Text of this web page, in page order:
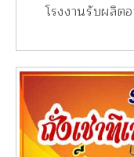
โรงงานรับผลิต